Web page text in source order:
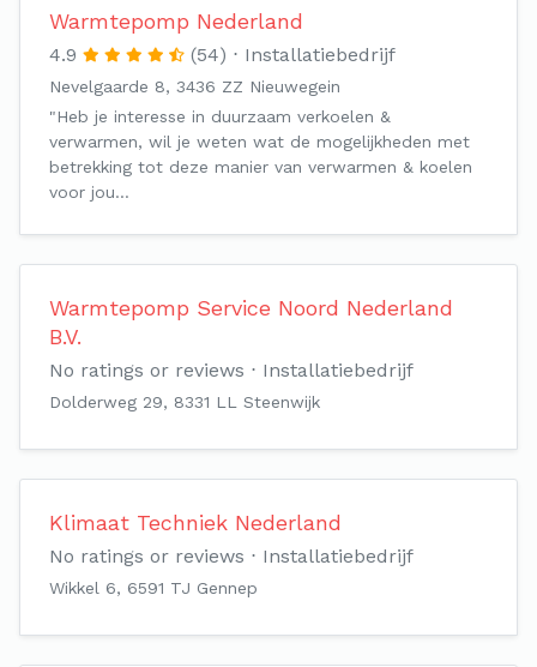
Warmtepomp Nederland
4.9 (54) Installatiebedrijf
Nevelgaarde 8, 3436 ZZ Nieuwegein
"Heb je interesse in duurzaam verkoelen &
verwarmen, wil je weten wat de mogelijkheden met
betrekking tot deze manier van verwarmen & koelen
voor jou…
Warmtepomp Service Noord Nederland
B.V.
No ratings or reviews Installatiebedrijf
Dolderweg 29, 8331 LL Steenwijk
Klimaat Techniek Nederland
No ratings or reviews Installatiebedrijf
Wikkel 6, 6591 TJ Gennep